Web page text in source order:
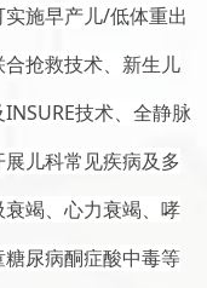
施早产儿/低体重出
抢救技术、新生儿
技术、全静脉
儿科常见疾病及多
竭、心力衰竭、哮
尿病酮症酸中毒等